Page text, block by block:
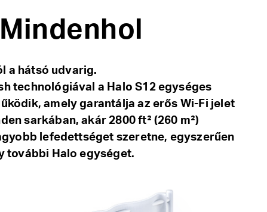
a hátsó udvarig.
technológiával a Halo S12 egységes
amely garantálja az erős Wi-Fi jelet
sarkában, akár 2800 ft² (260 m²)
lefedettséget szeretne, egyszerűen
további Halo egységet.